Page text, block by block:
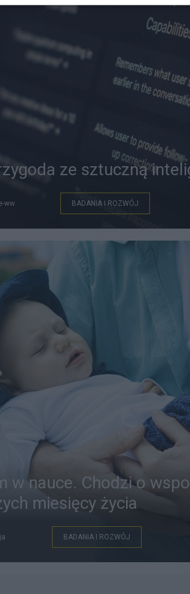
ze sztuczną
ww BADANIA I ROZWÓJ
w nauce. Chodzi o
miesięcy życia
BADANIA I ROZWÓJ